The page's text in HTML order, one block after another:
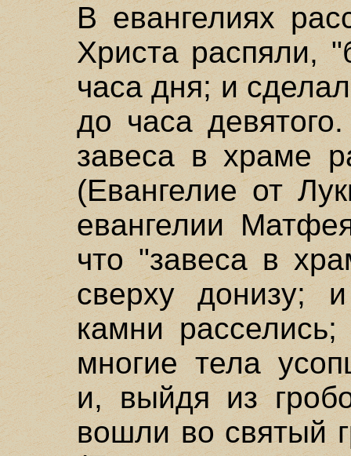
В евангелиях
Христа распяли,
часа дня; и
до часа
завеса в храме
(Евангелие от
евангелии
что "завеса в
сверху донизу;
камни
многие тела
и, выйдя из
вошли во святый